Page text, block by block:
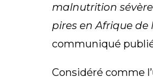
malnutrition
pires en Afrique de
communiqué
Considéré comme